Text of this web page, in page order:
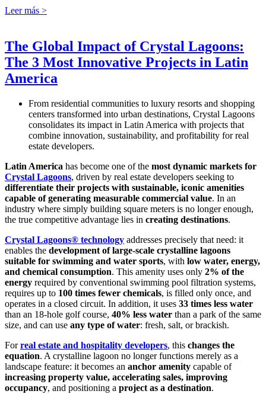
Leer más >
The Global Impact of Crystal Lagoons:
The 3 Most Innovative Projects in Latin
America
From residential communities to luxury resorts and shopping
centers transformed into urban destinations, Crystal Lagoons
consolidates its impact in Latin America with projects that
combine innovation, sustainability, and profitability for real
estate developers.
Latin America has become one of the most dynamic markets for
Crystal Lagoons, driven by real estate developers seeking to
differentiate their projects with sustainable, iconic amenities
capable of generating measurable commercial value. In an
industry where simply building square meters is no longer enough,
the true competitive advantage lies in creating destinations.
Crystal Lagoons® technology addresses precisely that need: it
enables the development of large-scale crystalline lagoons
suitable for swimming and water sports, with low water, energy,
and chemical consumption. This amenity uses only 2% of the
energy required by conventional swimming pool filtration systems,
requires up to 100 times fewer chemicals, is filled only once, and
operates in a closed circuit. In addition, it uses 33 times less water
than an 18-hole golf course, 40% less water than a park of the same
size, and can use any type of water: fresh, salt, or brackish.
Forreal estate and hospitality developers, this changes the
equation. A crystalline lagoon no longer functions merely as a
landscape feature: it becomes an anchor amenity capable of
increasing property value, accelerating sales, improving
occupancy, and positioning a project as a destination.